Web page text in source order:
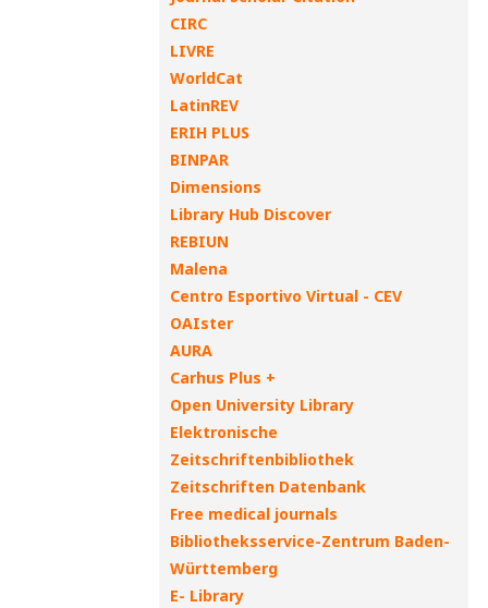
CIRC
LIVRE
WorldCat
LatinREV
ERIH PLUS
BINPAR
Dimensions
Library Hub Discover
REBIUN
Malena
Centro Esportivo Virtual - CEV
OAIster
AURA
Carhus Plus +
Open University Library
Elektronische
Zeitschriftenbibliothek
Zeitschriften Datenbank
Free medical journals
Bibliotheksservice-Zentrum Baden-
Württemberg
E- Library